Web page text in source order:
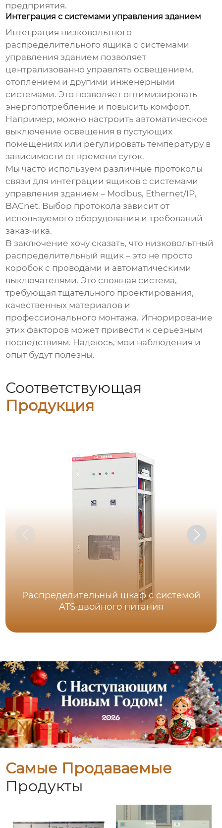
предприятия.
Интеграция с системами управления зданием
Интеграция низковольтного
распределительного ящика с системами
управления зданием позволяет
централизованно управлять освещением,
отоплением и другими инженерными
системами. Это позволяет оптимизировать
энергопотребление и повысить комфорт.
Например, можно настроить автоматическое
выключение освещения в пустующих
помещениях или регулировать температуру в
зависимости от времени суток.
Мы часто используем различные протоколы
связи для интеграции ящиков с системами
управления зданием – Modbus, Ethernet/IP,
BACnet. Выбор протокола зависит от
используемого оборудования и требований
заказчика.
В заключение хочу сказать, что низковольтный
распределительный ящик – это не просто
коробок с проводами и автоматическими
выключателями. Это сложная система,
требующая тщательного проектирования,
качественных материалов и
профессионального монтажа. Игнорирование
этих факторов может привести к серьезным
последствиям. Надеюсь, мои наблюдения и
опыт будут полезны.
Соответствующая
Продукция
Распределительный шкаф с системой
ATS двойного питания
Самые Продаваемые
Продукты